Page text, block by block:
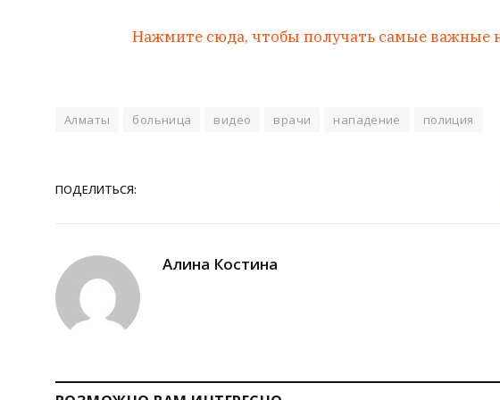
Нажмите сюда, чтобы получать самые важные
Алматы больница видео врачи нападение полиция
ПОДЕЛИТЬСЯ:
Алина Костина